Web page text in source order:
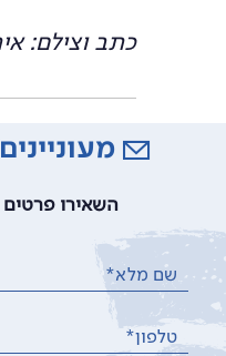
כתב וצילם:
השאירו פרטים
שם מלא*
טלפון*